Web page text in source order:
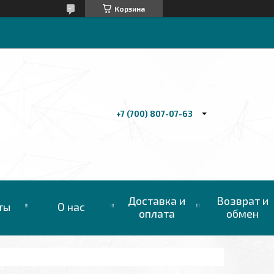
Корзина
+7 (700) 807-07-63
О нас
Доставка и
оплата
Возврат и
обмен